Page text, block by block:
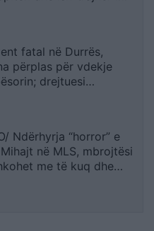
fatal në Durrës,
përplas për vdekje
drejtuesi
Ndërhyrja “horror” e
në MLS, mbrojtësi
me të kuq dhe